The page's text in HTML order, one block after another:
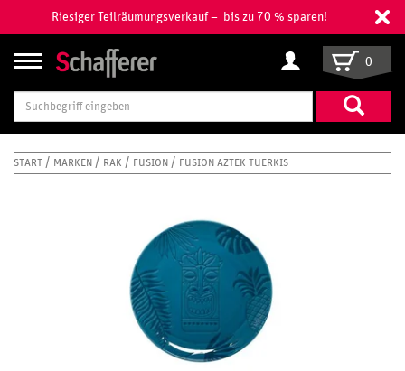
Riesiger Teilräumungsverkauf – bis zu 70 % sparen!
Suchbegriff
eingeben
0
START MARKEN RAK FUSION FUSION AZTEK TUERKIS